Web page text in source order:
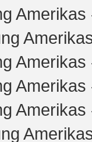
Amerikas
Amerikas
Amerikas
Amerikas